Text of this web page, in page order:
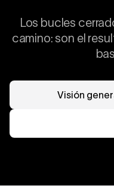
Los bucles
camino: son el
Visión